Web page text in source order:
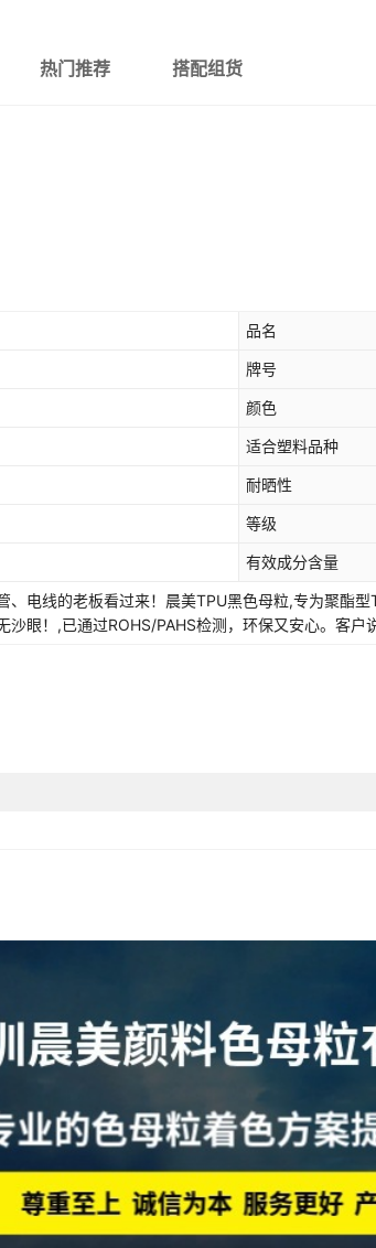
热门推荐 搭配组货
品名
牌号
颜色
适合塑料品种
耐晒性
等级
有效成分含量
、电线的老板看过来！晨美TPU黑色母粒,专为聚
沙眼！,已通过ROHS/PAHS检测，环保又安心。